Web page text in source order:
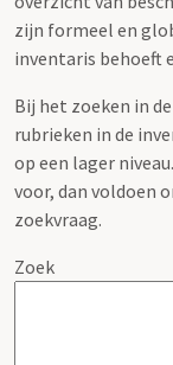
zijn formeel en
inventaris behoeft
Bij het zoeken in
rubrieken in de
op een lager
voor, dan voldoen
zoekvraag.
Zoek